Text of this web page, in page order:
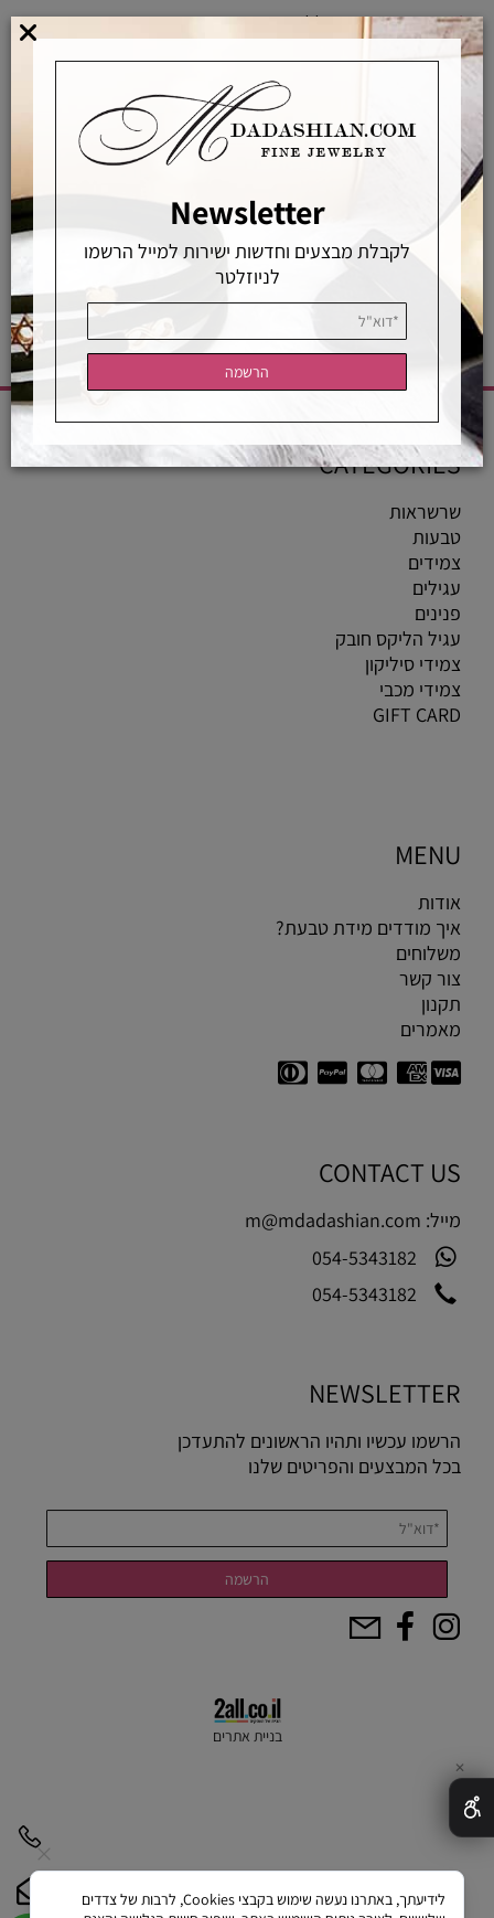
מוצרים מקוריים ללא זיופים
משלוחים מהירים
אפשרויות החלפה / החזרה
רכישה מאובטחת
אחראיות בלעדית רכישה מאובטחת
CATEGORIES
שרשראות
טבעות
צמידים
עגילים
פנינים
עגיל הליקס חובק
צמידי סיליקון
צמידי מכבי
GIFT CARD
MENU
אודות
איך מודדים מידת טבעת?
משלוחים
צור קשר
תקנון
מאמרים
CONTACT US
מייל: m@mdadashian.com
054-5343182
054-5343182
NEWSLETTER
הרשמו עכשיו ותהיו הראשונים להתעדכן
בכל המבצעים והפריטים שלנו
בניית אתרים
Newsletter
לקבלת מבצעים וחדשות ישירות למייל הרשמו
לניוזלטר
✕
לידיעתך, באתרנו נעשה שימוש בקבצי Cookies, לרבות של צדדים